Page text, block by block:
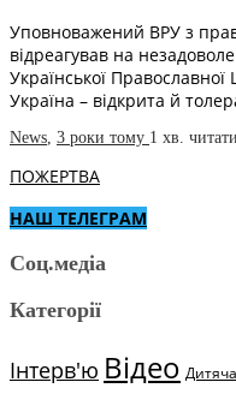
Уповноважений ВРУ з
відреагував на
Української
Україна – відкрита й
News 3 роки тому 1 хв. читати
ПОЖЕРТВА
НАШ ТЕЛЕГРАМ
Соц.медіа
Категорії
Інтерв'ю Відео Дитяча